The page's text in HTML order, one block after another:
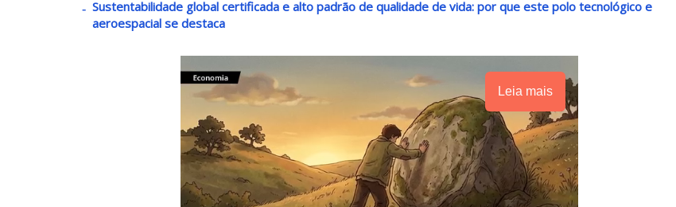
Sustentabilidade global certificada e alto padrão de qualidade de vida: por que este polo tecnológico e
aeroespacial se destaca
Leia mais